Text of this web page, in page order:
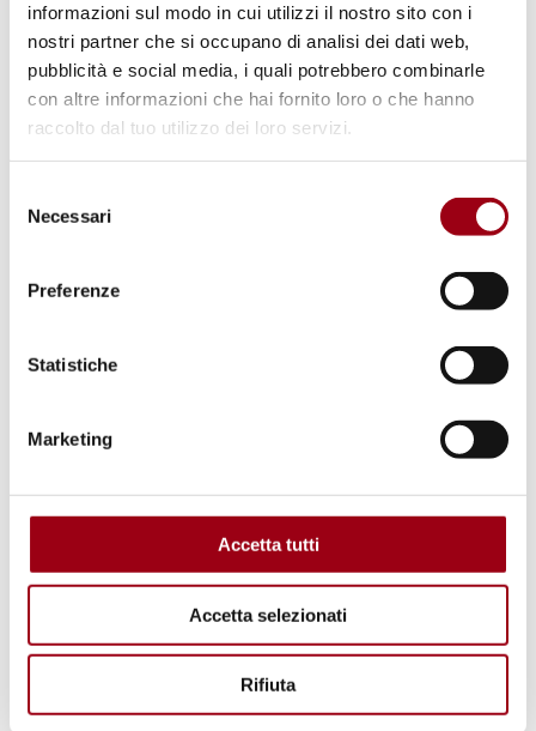
informazioni sul modo in cui utilizzi il nostro sito con i
nostri partner che si occupano di analisi dei dati web,
pubblicità e social media, i quali potrebbero combinarle
con altre informazioni che hai fornito loro o che hanno
raccolto dal tuo utilizzo dei loro servizi.
delNecessari
Preferenze
Statistiche
Marketing
Accetta tutti
Accetta selezionati
Rifiuta
Partecipanti
Michela Allocca, Comune di Abano Terme,
Francesca Benciolini, Comune di Padova,
Elena Pietrogrande, Comune di Padova, Tavolo
internazionale
Laura Rossi Comune di Selvazzano Dentro,
Assessora pace e diritti umani
Assessore pace e diritti umani
Massimo Corradi, Comune di Vicenza, Forum
per la pace
Giulia Oliviero, Comune di Vicenza, Casa per la
Pace
Marco Pellicoro, Comune di Vicenza,
Assessorato pace e diritti umani